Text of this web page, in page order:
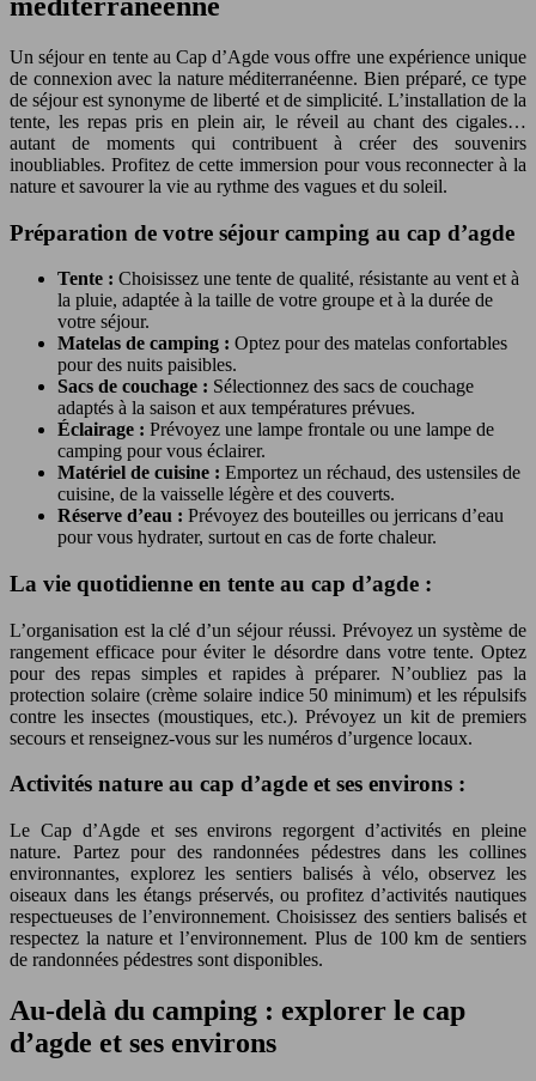
Un séjour en tente au Cap d’Agde vous offre une expérience unique
de connexion avec la nature méditerranéenne. Bien préparé, ce type
de séjour est synonyme de liberté et de simplicité. L’installation de la
tente, les repas pris en plein air, le réveil au chant des cigales…
autant de moments qui contribuent à créer des souvenirs
inoubliables. Profitez de cette immersion pour vous reconnecter à la
nature et savourer la vie au rythme des vagues et du soleil.
Préparation de votre séjour camping au cap d’agde
Tente : Choisissez une tente de qualité, résistante au vent et à
la pluie, adaptée à la taille de votre groupe et à la durée de
votre séjour.
Matelas de camping : Optez pour des matelas confortables
pour des nuits paisibles.
Sacs de couchage : Sélectionnez des sacs de couchage
adaptés à la saison et aux températures prévues.
Éclairage : Prévoyez une lampe frontale ou une lampe de
camping pour vous éclairer.
Matériel de cuisine : Emportez un réchaud, des ustensiles de
cuisine, de la vaisselle légère et des couverts.
Réserve d’eau : Prévoyez des bouteilles ou jerricans d’eau
pour vous hydrater, surtout en cas de forte chaleur.
La vie quotidienne en tente au cap d’agde :
L’organisation est la clé d’un séjour réussi. Prévoyez un système de
rangement efficace pour éviter le désordre dans votre tente. Optez
pour des repas simples et rapides à préparer. N’oubliez pas la
protection solaire (crème solaire indice 50 minimum) et les répulsifs
contre les insectes (moustiques, etc.). Prévoyez un kit de premiers
secours et renseignez-vous sur les numéros d’urgence locaux.
Activités nature au cap d’agde et ses environs :
Le Cap d’Agde et ses environs regorgent d’activités en pleine
nature. Partez pour des randonnées pédestres dans les collines
environnantes, explorez les sentiers balisés à vélo, observez les
oiseaux dans les étangs préservés, ou profitez d’activités nautiques
respectueuses de l’environnement. Choisissez des sentiers balisés et
respectez la nature et l’environnement. Plus de 100 km de sentiers
de randonnées pédestres sont disponibles.
Au-delà du camping : explorer le cap
d’agde et ses environs